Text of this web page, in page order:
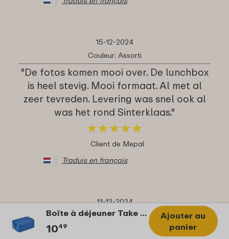
Boîte à déjeuner Take a Break midi - Vivid blue
1049
Ajouter au
panier
15-12-2024
Couleur: Assorti
"De fotos komen mooi over. De lunchbox
is heel stevig. Mooi formaat. Al met al
zeer tevreden. Levering was snel ook al
was het rond Sinterklaas."
★★★★★
★★★★★
Client de Mepal
Traduis en français
11-12-2024
Couleur: Assorti
"Mooie kleur en fijn gepersonaliseerd"